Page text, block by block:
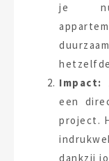
je
Impact:
een
project.
dankzij